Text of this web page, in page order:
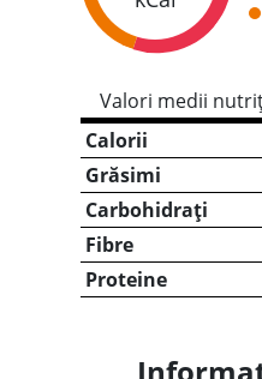
Valori medii
Calorii
Grăsimi
Carbohidrați
Fibre
Proteine